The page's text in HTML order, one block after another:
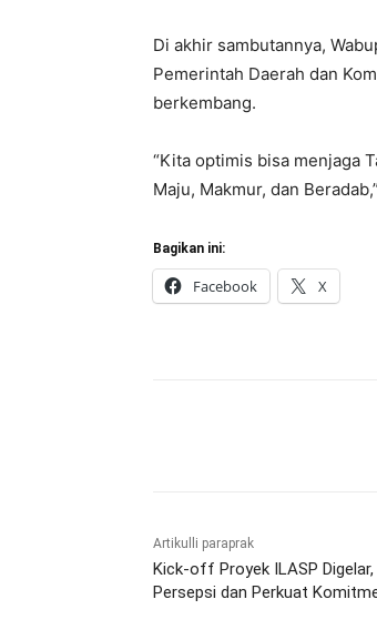
Di akhir sambutannya,
Pemerintah Daerah dan
berkembang.
“Kita optimis bisa menjaga
Maju, Makmur, dan
Bagikan ini:
Facebook X
Artikulli paraprak
Kick-off Proyek ILASP
Persepsi dan Perkuat